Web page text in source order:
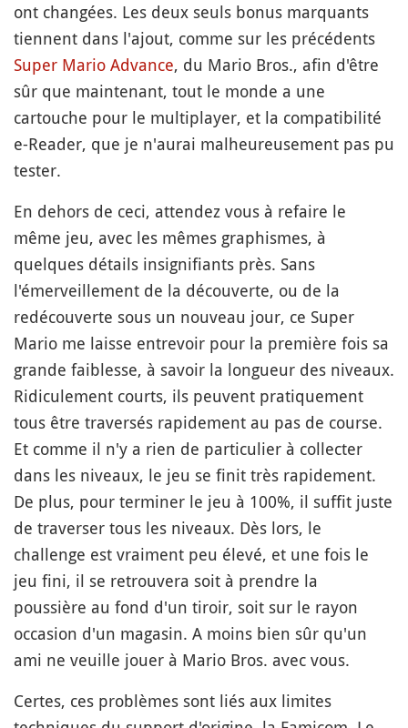
ont changées. Les deux seuls bonus marquants
tiennent dans l'ajout, comme sur les précédents
Super Mario Advance, du Mario Bros., afin d'être
sûr que maintenant, tout le monde a une
cartouche pour le multiplayer, et la compatibilité
e-Reader, que je n'aurai malheureusement pas pu
tester.
En dehors de ceci, attendez vous à refaire le
même jeu, avec les mêmes graphismes, à
quelques détails insignifiants près. Sans
l'émerveillement de la découverte, ou de la
redécouverte sous un nouveau jour, ce Super
Mario me laisse entrevoir pour la première fois sa
grande faiblesse, à savoir la longueur des niveaux.
Ridiculement courts, ils peuvent pratiquement
tous être traversés rapidement au pas de course.
Et comme il n'y a rien de particulier à collecter
dans les niveaux, le jeu se finit très rapidement.
De plus, pour terminer le jeu à 100%, il suffit juste
de traverser tous les niveaux. Dès lors, le
challenge est vraiment peu élevé, et une fois le
jeu fini, il se retrouvera soit à prendre la
poussière au fond d'un tiroir, soit sur le rayon
occasion d'un magasin. A moins bien sûr qu'un
ami ne veuille jouer à Mario Bros. avec vous.
Certes, ces problèmes sont liés aux limites